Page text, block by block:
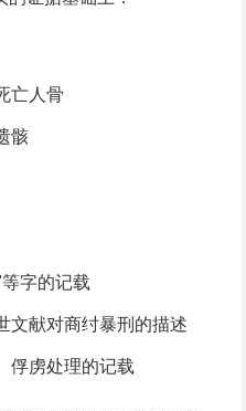
亡人骨
骸
字的记载
文献对商纣暴刑的描述
俘虏处理的记载